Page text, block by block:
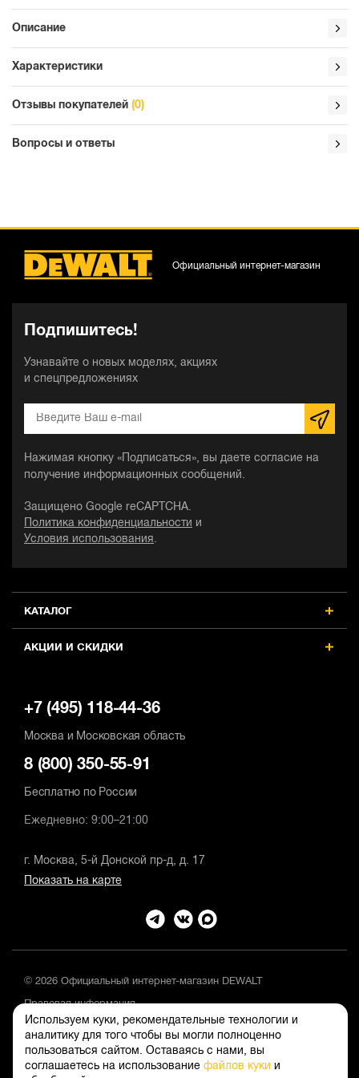
Используем куки, рекомендательные технологии и
аналитику для того чтобы вы могли полноценно
пользоваться сайтом. Оставаясь с нами, вы
соглашаетесь на использование файлов куки и
Описание
Характеристики
Отзывы покупателей (0)
Вопросы и ответы
КАТАЛОГ
АКЦИИ И СКИДКИ
Подпишитесь!
Узнавайте о новых моделях, акциях
и спецпредложениях
Нажимая кнопку «Подписаться», вы даете согласие на
получение информационных сообщений.
Защищено Google reCAPTCHA.
Политика конфиденциальности
и
Условия использования .
Официальный интернет-магазин
+7 (495) 118-44-36
Москва и Московская область
8 (800) 350-55-91
Бесплатно по России
Ежедневно: 9:00–21:00
г. Москва, 5-й Донской пр-д, д. 17
Показать на карте
© 2026 Официальный интернет-магазин DEWALT
Правовая информация
Положение об обработке и защите персональных данных